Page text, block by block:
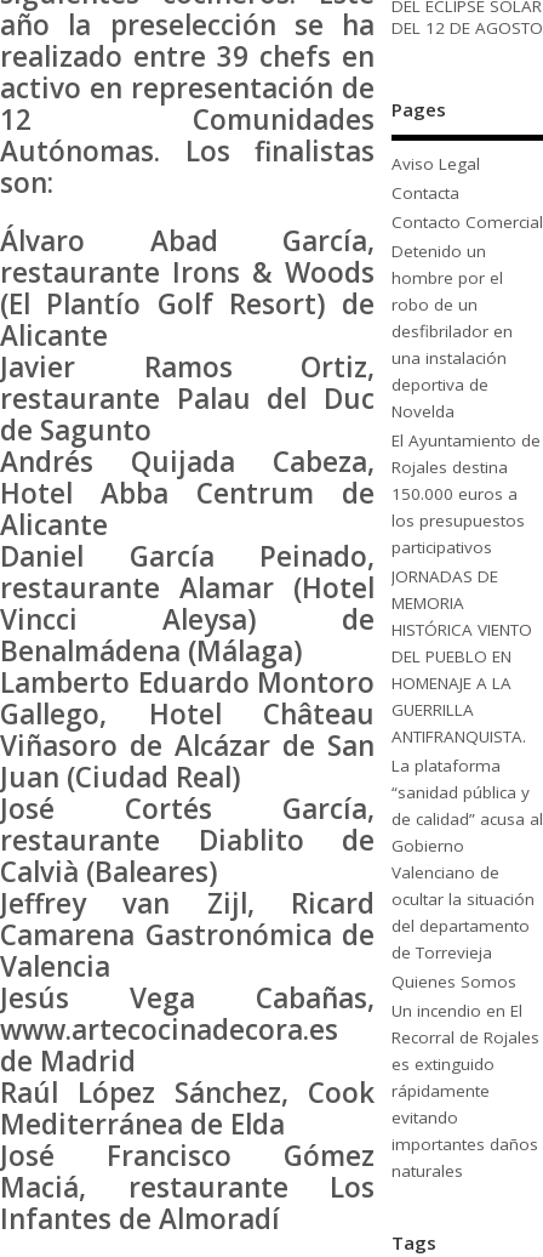
año la preselección se ha
realizado entre 39 chefs en
activo en representación de
12 Comunidades
Autónomas. Los finalistas
son:
Álvaro Abad García,
restaurante Irons & Woods
(El Plantío Golf Resort) de
Alicante
Javier Ramos Ortiz,
restaurante Palau del Duc
de Sagunto
Andrés Quijada Cabeza,
Hotel Abba Centrum de
Alicante
Daniel García Peinado,
restaurante Alamar (Hotel
Vincci Aleysa) de
Benalmádena (Málaga)
Lamberto Eduardo Montoro
Gallego, Hotel Château
Viñasoro de Alcázar de San
Juan (Ciudad Real)
José Cortés García,
restaurante Diablito de
Calvià (Baleares)
Jeffrey van Zijl, Ricard
Camarena Gastronómica de
Valencia
Jesús Vega Cabañas,
www.artecocinadecora.es
de Madrid
Raúl López Sánchez, Cook
Mediterránea de Elda
José Francisco Gómez
Maciá, restaurante Los
Infantes de Almoradí
DEL ECLIPSE SOLAR
DEL 12 DE AGOSTO
Pages
Aviso Legal
Contacta
Contacto Comercial
Detenido un
hombre por el
robo de un
desfibrilador en
una instalación
deportiva de
Novelda
El Ayuntamiento de
Rojales destina
150.000 euros a
los presupuestos
participativos
JORNADAS DE
MEMORIA
HISTÓRICA VIENTO
DEL PUEBLO EN
HOMENAJE A LA
GUERRILLA
ANTIFRANQUISTA.
La plataforma
“sanidad pública y
de calidad” acusa al
Gobierno
Valenciano de
ocultar la situación
del departamento
de Torrevieja
Quienes Somos
Un incendio en El
Recorral de Rojales
es extinguido
rápidamente
evitando
importantes daños
naturales
Tags